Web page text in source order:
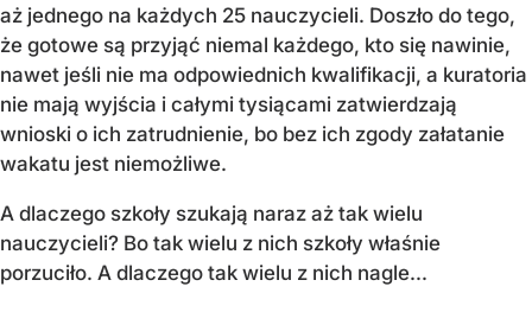
aż jednego na każdych 25 nauczycieli. Doszło do tego,
że gotowe są przyjąć niemal każdego, kto się nawinie,
nawet jeśli nie ma odpowiednich kwalifikacji, a kuratoria
nie mają wyjścia i całymi tysiącami zatwierdzają
wnioski o ich zatrudnienie, bo bez ich zgody załatanie
wakatu jest niemożliwe.
A dlaczego szkoły szukają naraz aż tak wielu
nauczycieli? Bo tak wielu z nich szkoły właśnie
porzuciło. A dlaczego tak wielu z nich nagle...